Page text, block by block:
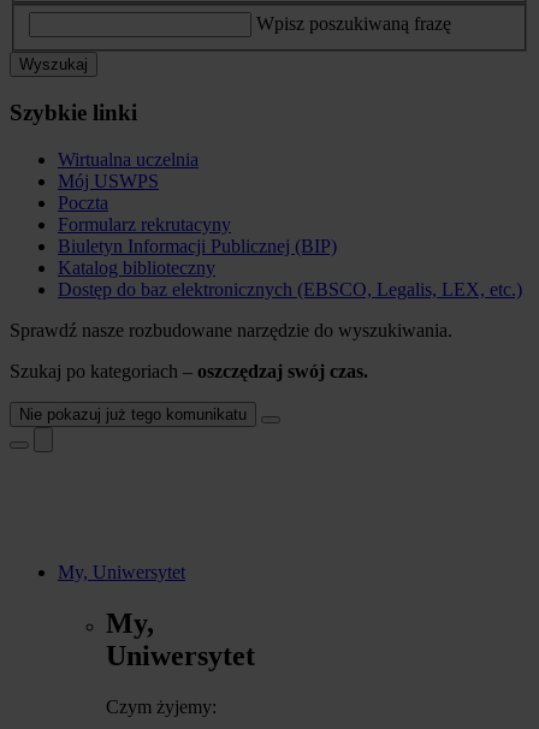
Wpisz poszukiwaną frazę
Wyszukaj
Szybkie linki
Wirtualna uczelnia
Mój USWPS
Poczta
Formularz rekrutacyny
Biuletyn Informacji Publicznej (BIP)
Katalog biblioteczny
Dostęp do baz elektronicznych (EBSCO, Legalis, LEX, etc.)
Sprawdź nasze rozbudowane narzędzie do wyszukiwania.
Szukaj po kategoriach – oszczędzaj swój czas.
Nie pokazuj już tego komunikatu
My, Uniwersytet
My,
Uniwersytet
Czym żyjemy: